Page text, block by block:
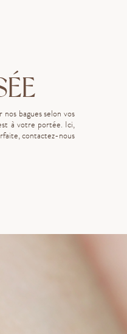
bagues selon vos
à votre portée. Ici,
contactez-nous